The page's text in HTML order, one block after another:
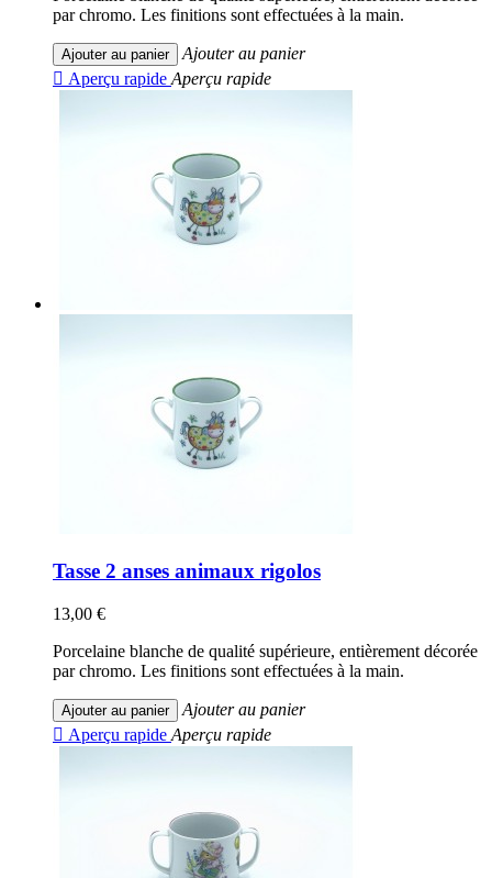
par chromo. Les finitions sont effectuées à la main.
Ajouter au panier
Ajouter au panier
 Aperçu rapide Aperçu rapide
Tasse 2 anses animaux rigolos
13,00 €
Porcelaine blanche de qualité supérieure, entièrement décorée
par chromo. Les finitions sont effectuées à la main.
Ajouter au panier
Ajouter au panier
 Aperçu rapide Aperçu rapide